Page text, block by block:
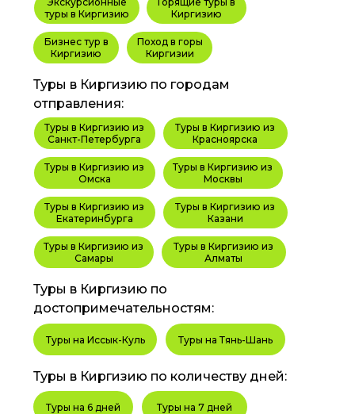
туры в Киргизию
Туры на Тянь-Шань
Туры на Иссык-Куль
Туры на 6 дней Туры на 7 дней
Киргизию
Бизнес тур в
Киргизию
Поход в горы
Киргизии
Туры в Киргизию из
Алматы
Туры в Киргизию из
Красноярска
Туры в Киргизию из
Москвы
Туры в Киргизию из
Омска
Туры в Киргизию из
Казани
Туры в Киргизию из
Самары
Туры в Киргизию из
Екатеринбурга
Туры в Киргизию из
Санкт-Петербурга
Туры в Киргизию по городам
отправления:
Туры в Киргизию по
достопримечательностям:
Туры в Киргизию по количеству дней: